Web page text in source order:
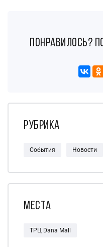
понравилось?
Рубрика
События Новости
Места
ТРЦ Dana Mall